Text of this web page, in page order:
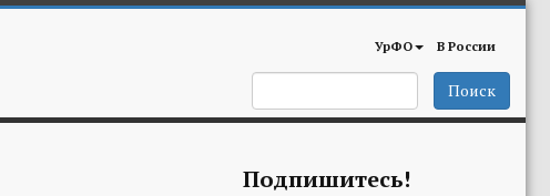
УрФО В России
Поиск
Подпишитесь!